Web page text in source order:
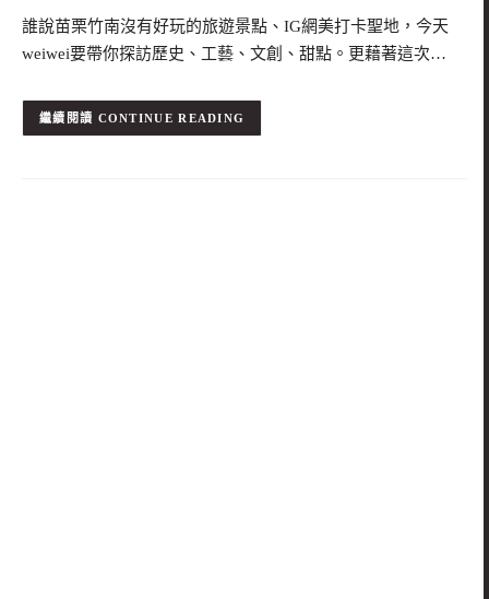
誰說苗栗竹南沒有好玩的旅遊景點、IG網美打卡聖地，今天
weiwei要帶你探訪歷史、工藝、文創、甜點。更藉著這次…
CONTINUE READING